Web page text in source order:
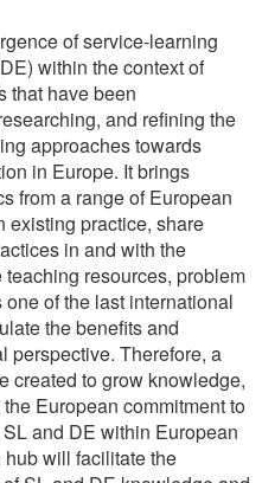
of service-learning
within the context of
that have been
and refining the
approaches towards
in Europe. It brings
from a range of European
existing practice, share
in and with the
resources, problem
of the last international
the benefits and
perspective. Therefore, a
created to grow knowledge,
European commitment to
and DE within European
will facilitate the